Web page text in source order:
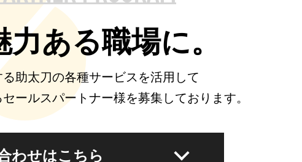
力ある職場に。
助太刀の各種サービスを活用して
ールスパートナー様を募集しております。
わせはこちら